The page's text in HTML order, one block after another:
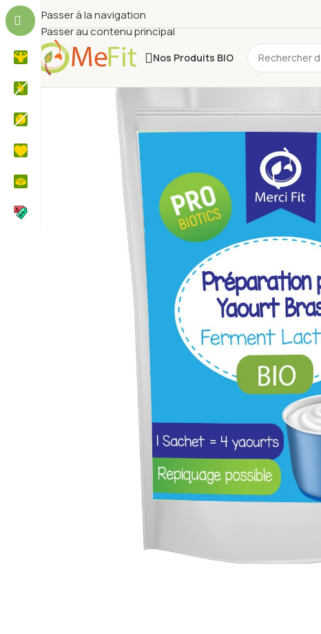
Passer à la navigation
Passer au contenu principal
Nos Produits BIO